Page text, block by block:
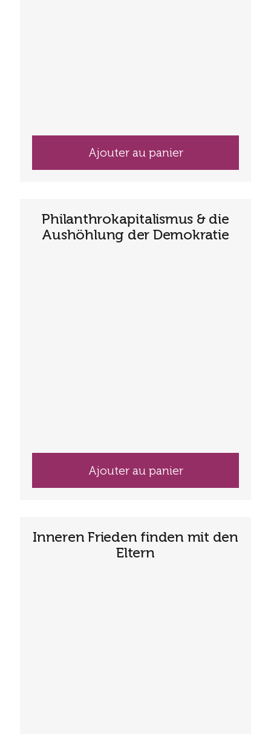
Ajouter au panier
Philanthrokapitalismus & die
Aushöhlung der Demokratie
Ajouter au panier
Inneren Frieden finden mit den
Eltern